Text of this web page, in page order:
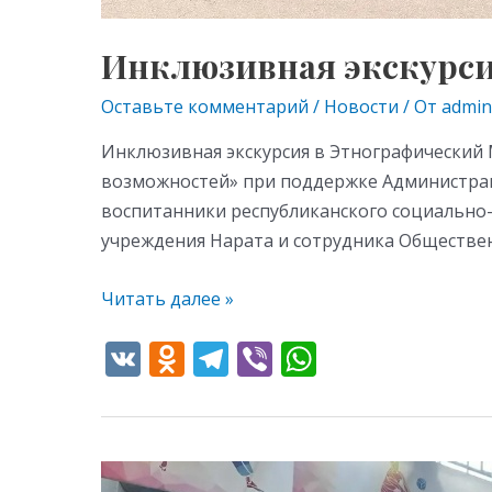
Инклюзивная
Оставьте комментарий / Новости / От admin
Инклюзивная экскурсия в
возможностей» при поддержке
воспитанники республиканского
учреждения Нарата и сотрудника
Читать далее »
V O
n
o
T
e
gr
Vi
er at
s
27